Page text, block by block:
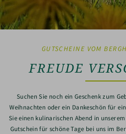
GUTSCHEINE VOM
FREUDE
Suchen Sie noch ein Geschenk zum
Weihnachten oder ein Dankeschön für
Sie einen kulinarischen Abend in
Gutschein für schöne Tage bei uns im